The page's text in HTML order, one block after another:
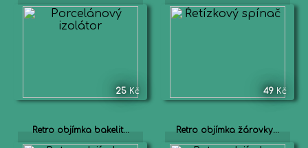
25 Kč 49 Kč
Retro objímka bakelit... Retro objímka žárovky...